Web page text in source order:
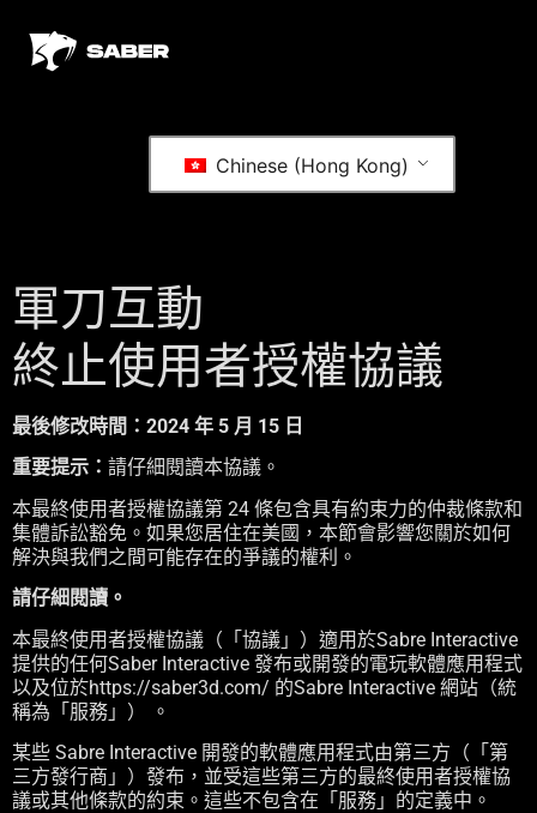
Chinese (Hong Kong)
軍刀互動
終止使用者授權協議
最後修改時間：2024 年 5 月 15 日
重要提示： 請仔細閱讀本協議。
本最終使用者授權協議第 24 條包含具有約束力的仲裁條款和
集體訴訟豁免。如果您居住在美國，本節會影響您關於如何
解決與我們之間可能存在的爭議的權利。
請仔細閱讀。
本最終使用者授權協議（「協議」）適用於Sabre Interactive
提供的任何Saber Interactive 發布或開發的電玩軟體應用程式
以及位於https://saber3d.com/ 的Sabre Interactive 網站（統
稱為「服務」） 。
某些 Sabre Interactive 開發的軟體應用程式由第三方（「第
三方發行商」）發布，並受這些第三方的最終使用者授權協
議或其他條款的約束。這些不包含在「服務」的定義中。